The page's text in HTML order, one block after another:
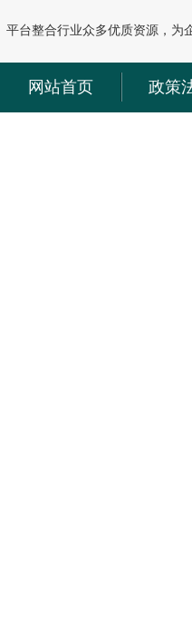
平台整合行业众多优质资源，为
网站首页 政策